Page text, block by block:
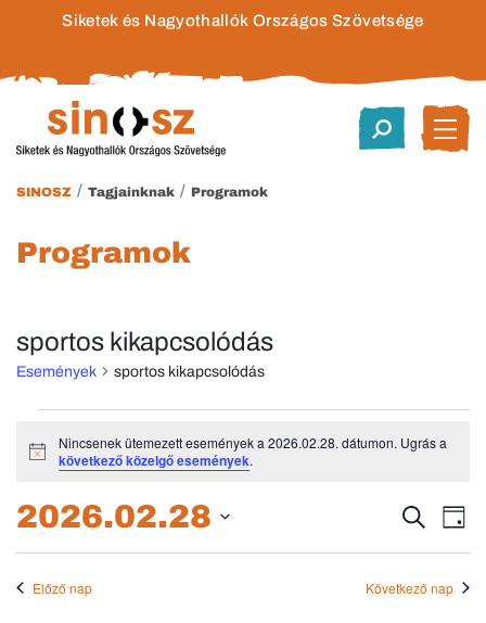
Siketek és Nagyothallók Országos Szövetsége
SINOSZ / Tagjainknak / Programok
Programok
sportos kikapcsolódás
Események sportos kikapcsolódás
Események
for
2026.02.28.
Notice
Nincsenek ütemezett események a 2026.02.28. dátumon. Ugrás a
következő közelgő események.
és
Keresett
kifejezés
Nap
2026.02.28
Előző nap
Következő nap